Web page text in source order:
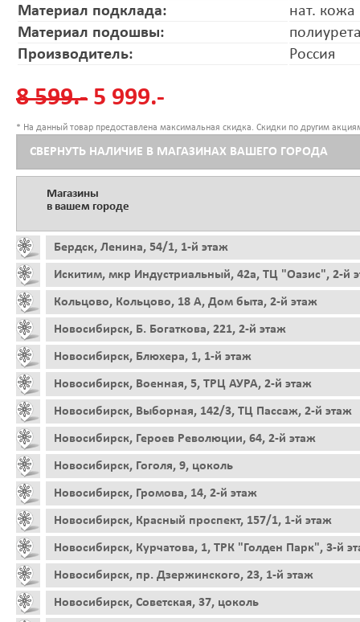
Материал подклада:
нат. кожа
Материал подошвы:
Производитель:
Россия
8 599.- 5 999.-
* На данный товар предоставлена максимальная скидка. Скидки по другим
СВЕРНУТЬ НАЛИЧИЕ В МАГАЗИНАХ ВАШЕГО ГОРОДА
Магазины
в вашем городе
Бердск, Ленина, 54/1, 1-й этаж
Искитим, мкр Индустриальный, 42а, ТЦ "Оазис", 2-й
Кольцово, Кольцово, 18 А, Дом быта, 2-й этаж
Новосибирск, Б. Богаткова, 221, 2-й этаж
Новосибирск, Блюхера, 1, 1-й этаж
Новосибирск, Военная, 5, ТРЦ АУРА, 2-й этаж
Новосибирск, Выборная, 142/3, ТЦ Пассаж, 2-й этаж
Новосибирск, Героев Революции, 64, 2-й этаж
Новосибирск, Гоголя, 9, цоколь
Новосибирск, Громова, 14, 2-й этаж
Новосибирск, Красный проспект, 157/1, 1-й этаж
Новосибирск, Курчатова, 1, ТРК "Голден Парк", 3-й
Новосибирск, пр. Дзержинского, 23, 1-й этаж
Новосибирск, Советская, 37, цоколь